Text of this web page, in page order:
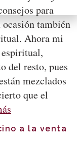
para
también
Ahora mi
del resto, pues
mezclados
que el
a la venta